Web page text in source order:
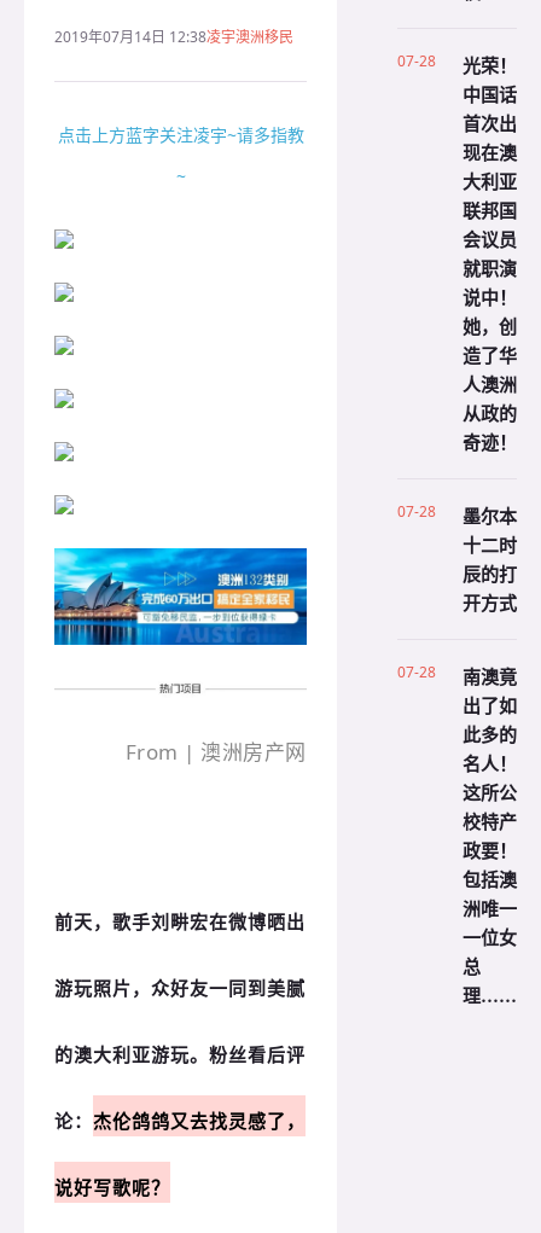
2019年07月14日 12:38凌宇澳洲移民
点击上方蓝字关注凌宇~请多指教
~
From | 澳洲房产网
前天，歌手刘畊宏在微博晒出
游玩照片，众好友一同到美腻
的澳大利亚游玩。 粉丝看后评
论： 杰伦鸽鸽又去找灵感了，
说好写歌呢？
07-28
光荣！
中国话
首次出
现在澳
大利亚
联邦国
会议员
就职演
说中！
她，创
造了华
人澳洲
从政的
奇迹！
07-28
墨尔本
十二时
辰的打
开方式
07-28
南澳竟
出了如
此多的
名人！
这所公
校特产
政要！
包括澳
洲唯一
一位女
总
理……